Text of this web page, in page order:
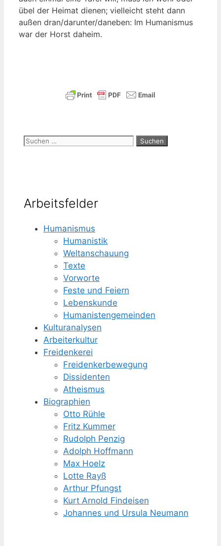
übel der Hei­mat die­nen; viel­leicht steht dann
außen dran/darunter/daneben: Im Huma­nis­mus
war der Horst daheim.
Suchen
Arbeitsfelder
Humanismus
Humanistik
Weltanschauung
Texte
Vorworte
Feste und Feiern
Lebenskunde
Humanisten­gemeinden
Kulturanalysen
Arbeiterkultur
Freidenkerei
Freidenker­bewegung
Dissidenten
Atheismus
Biographien
Otto Rühle
Fritz Kummer
Rudolph Penzig
Adolph Hoffmann
Max Hoelz
Lotte Rayß
Arthur Pfungst
Kurt Arnold Findeisen
Johannes und Ursula Neumann